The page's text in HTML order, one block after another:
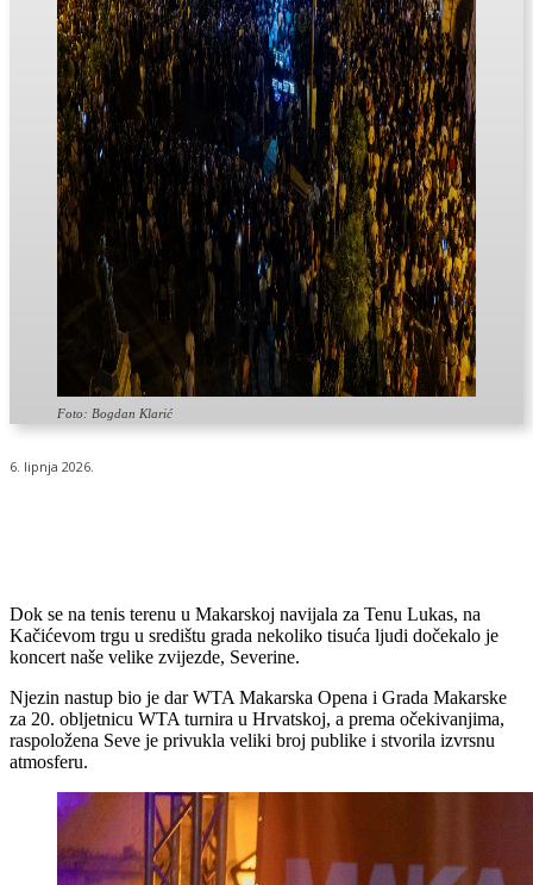
Foto: Bogdan Klarić
6. lipnja 2026.
Dok se na tenis terenu u Makarskoj navijala za Tenu Lukas, na
Kačićevom trgu u središtu grada nekoliko tisuća ljudi dočekalo je
koncert naše velike zvijezde, Severine.
Njezin nastup bio je dar WTA Makarska Opena i Grada Makarske
za 20. obljetnicu WTA turnira u Hrvatskoj, a prema očekivanjima,
raspoložena Seve je privukla veliki broj publike i stvorila izvrsnu
atmosferu.